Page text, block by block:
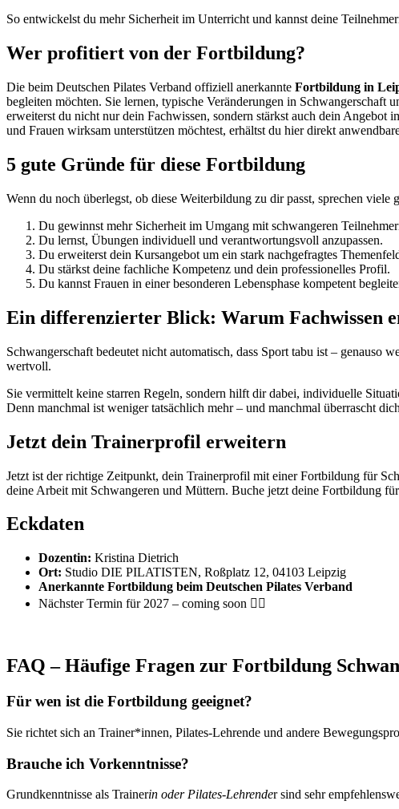
So entwickelst du mehr Sicherheit im Unterricht und kannst deine
Wer profitiert von der Fortbildung?
Die beim Deutschen Pilates Verband offiziell anerkannte Fortbildung in
begleiten möchten. Sie lernen, typische Veränderungen in
erweiterst du nicht nur dein Fachwissen, sondern stärkst auch dein
und Frauen wirksam unterstützen möchtest, erhältst du hier direkt
5 gute Gründe für diese Fortbildung
Wenn du noch überlegst, ob diese Weiterbildung zu dir passt, sprechen viele
Du gewinnst mehr Sicherheit im Umgang mit schwangeren
Du lernst, Übungen individuell und verantwortungsvoll anzupassen.
Du erweiterst dein Kursangebot um ein stark nachgefragtes
Du stärkst deine fachliche Kompetenz und dein professionelles Profil.
Du kannst Frauen in einer besonderen Lebensphase kompetent
Ein differenzierter Blick: Warum Fachwissen
Schwangerschaft bedeutet nicht automatisch, dass Sport tabu ist – genauso
wertvoll.
Sie vermittelt keine starren Regeln, sondern hilft dir dabei, individuelle
Denn manchmal ist weniger tatsächlich mehr – und manchmal überrascht
Jetzt dein Trainerprofil erweitern
Jetzt ist der richtige Zeitpunkt, dein Trainerprofil mit einer Fortbildung für
deine Arbeit mit Schwangeren und Müttern. Buche jetzt deine Fortbildung
Eckdaten
Dozentin: Kristina Dietrich
Ort: Studio DIE PILATISTEN, Roßplatz 12, 04103 Leipzig
Anerkannte Fortbildung beim Deutschen Pilates Verband
Nächster Termin für 2027 – coming soon 👍🏻
FAQ – Häufige Fragen zur Fortbildung
Für wen ist die Fortbildung geeignet?
Sie richtet sich an Trainer*innen, Pilates-Lehrende und andere
Brauche ich Vorkenntnisse?
Grundkenntnisse als Trainerin oder Pilates-Lehrender sind sehr